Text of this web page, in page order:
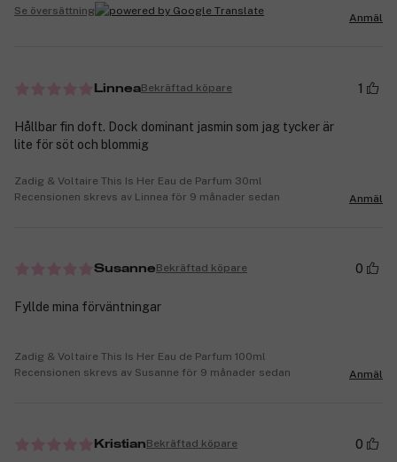
Se översättning
Anmäl
LinneaBekräftad köpare 1
Hållbar fin doft. Dock dominant jasmin som jag tycker är
lite för söt och blommig
Zadig & Voltaire This Is Her Eau de Parfum 30ml
Recensionen skrevs av Linnea för 9 månader sedan
Anmäl
SusanneBekräftad köpare 0
Fyllde mina förväntningar
Zadig & Voltaire This Is Her Eau de Parfum 100ml
Recensionen skrevs av Susanne för 9 månader sedan
Anmäl
KristianBekräftad köpare 0